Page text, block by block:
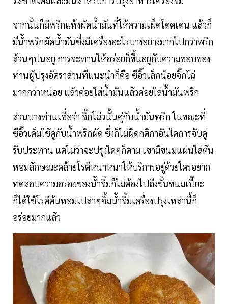
จากนั้นก็มีพริกแห้งผัดน้ำมันที่ให้ความเผ็ดโดดเด่น แล้วก็
มีน้ำพริกผัดน้ำมันซึ่งมีเครื่องอะไรบางอย่างมากไปกว่าพริก
ล้วนๆปนอยู่ การจะทานให้อร่อยก็ขึ้นอยู่กับความชอบของ
ท่านผู้ปรุงอัตราส่วนที่แนะนำก็คือ ซีอิ๊วเล็กน้อยจิ๊กโฉ่
มากกว่าหน่อย แล้วค่อยใส่น้ำมันแล้วค่อยใส่น้ำมันพริก
ส่วนบางท่านเชื่อว่า จิ๊กโฉ่วนั้นคู่กับน้ำมันพริก ในขณะที่
ซีอิ๊วเค็มใช้คู่กับน้ำพริกผัด ซึ่งก็ไม่ผิดกติกาอันใดการจับคู่
รับประทาน แต่ไม่ว่าจะปรุงใดๆก็ตาม เขามีขนมแผ่นใส่ต้น
หอมลักษณะคล้ายโรตีหนาหนาให้บริการอยู่ด้วยใครอยาก
ทดสอบความอร่อยของน้ำจิ้มก็ไม่ต้องไปถึงขั้นขนมเปี๊ยะ
ก็ได้ใช้โรตีต้นหอมเปล่าๆจิ้มน้ำจิ้มเครื่องปรุงเหล่านี้ก็
อร่อยมากแล้ว